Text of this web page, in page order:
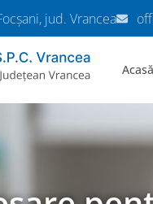
jud. Vrancea
Acasă